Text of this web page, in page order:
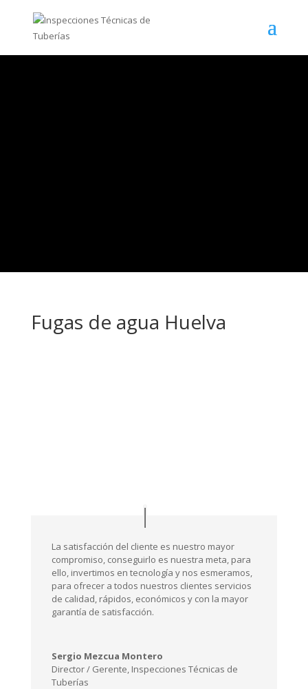
Fugas de agua Huelva
La satisfacción del cliente es nuestro mayor
compromiso, conseguirlo es nuestra meta, para
ello, invertimos en tecnología y nos esmeramos,
para ofrecer a todos nuestros clientes servicios
de calidad, rápidos, económicos y con la mayor
garantía de satisfacción.
Sergio Mezcua Montero
Director / Gerente, Inspecciones Técnicas de
Tuberías